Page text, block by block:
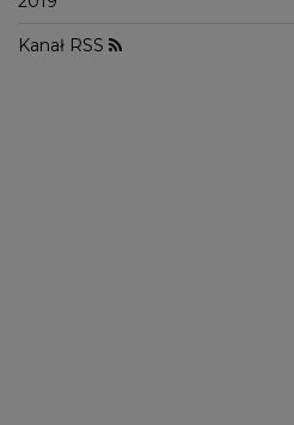
WIECZOROWE
Kanał RSS